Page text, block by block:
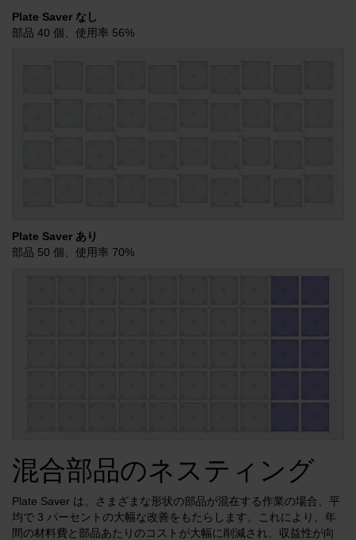
Plate Saver なし
部品 40 個、使用率 56%
Plate Saver あり
部品 50 個、使用率 70%
混合部品のネスティング
Plate Saver は、さまざまな形状の部品が混在する作業の場合、平
均で 3 パーセントの大幅な改善をもたらします。これにより、年
間の材料費と部品あたりのコストが大幅に削減され、収益性が向